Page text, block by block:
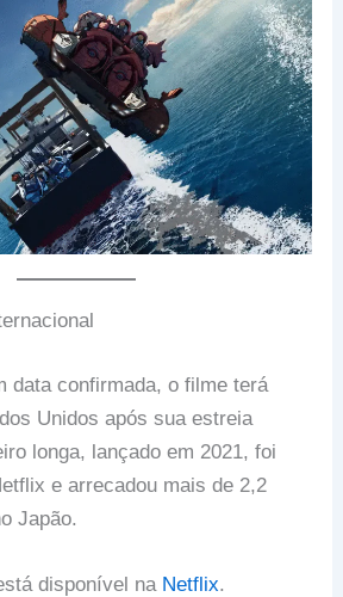
data confirmada, o filme terá
Unidos após sua estreia
longa, lançado em 2021, foi
e arrecadou mais de 2,2
Japão.
disponível na Netflix.